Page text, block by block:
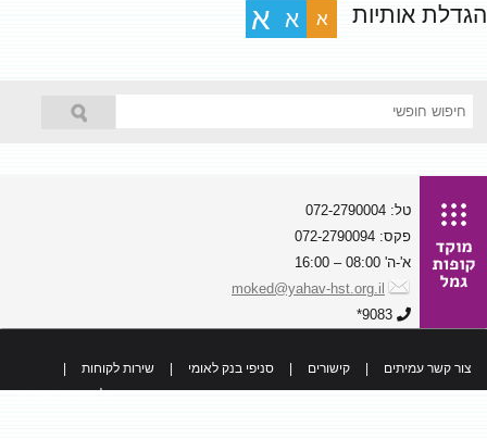
הגדלת אותיות א א א
טל: 072-2790004
פקס: 072-2790094
א'-ה' 08:00 – 16:00
moked@yahav-hst.org.il
9083*
צור קשר עמיתים קישורים סניפי בנק לאומי שירות לקוחות
כל הזכויות שמורות